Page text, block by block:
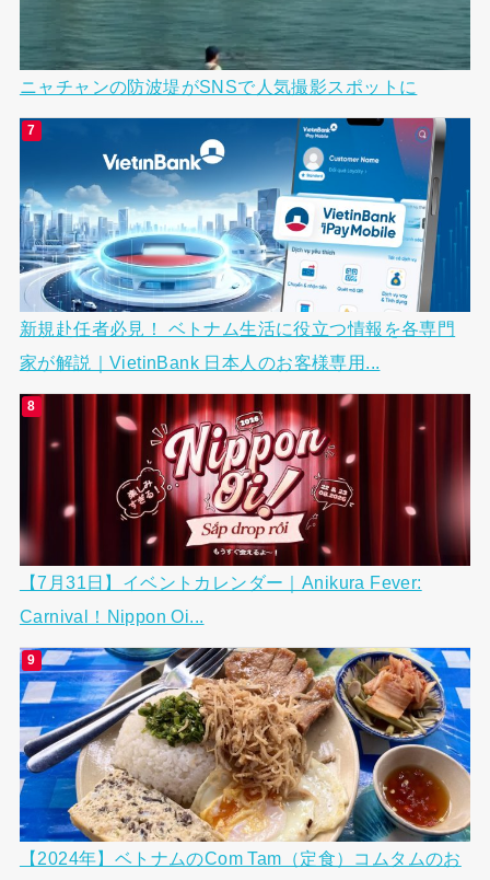
ニャチャンの防波堤がSNSで人気撮影スポットに
新規赴任者必見！ ベトナム生活に役立つ情報を各専門
家が解説｜VietinBank 日本人のお客様専用...
【7月31日】イベントカレンダー｜Anikura Fever:
Carnival！Nippon Oi...
【2024年】ベトナムのCom Tam（定食）コムタムのお